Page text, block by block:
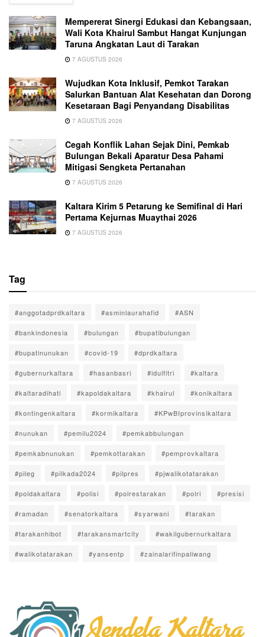
Mempererat Sinergi Edukasi dan Kebangsaan,
Wali Kota Khairul Sambut Hangat Kunjungan
Taruna Angkatan Laut di Tarakan
7 AGUSTUS 2026
Wujudkan Kota Inklusif, Pemkot Tarakan
Salurkan Bantuan Alat Kesehatan dan Dorong
Kesetaraan Bagi Penyandang Disabilitas
7 AGUSTUS 2026
Cegah Konflik Lahan Sejak Dini, Pemkab
Bulungan Bekali Aparatur Desa Pahami
Mitigasi Sengketa Pertanahan
7 AGUSTUS 2026
Kaltara Kirim 5 Petarung ke Semifinal di Hari
Pertama Kejurnas Muaythai 2026
7 AGUSTUS 2026
Tag
#anggotadprdkaltara #asminlaurahafid #ASN
#bankindonesia #bulungan #bupatibulungan
#bupatinunukan #covid-19 #dprdkaltara
#gubernurkaltara #hasanbasri #idulfitri #kaltara
#kaltaradihati #kapoldakaltara #khairul #konikaltara
#kontingenkaltara #kormikaltara #KPwBIprovinsikaltara
#nunukan #pemilu2024 #pemkabbulungan
#pemkabnunukan #pemkottarakan #pemprovkaltara
#pileg #pilkada2024 #pilpres #pjwalikotatarakan
#poldakaltara #polisi #polrestarakan #polri #presisi
#ramadan #senatorkaltara #syarwani #tarakan
#tarakanhibot #tarakansmartcity #wakilgubernurkaltara
#walikotatarakan #yansentp #zainalarifinpaliwang